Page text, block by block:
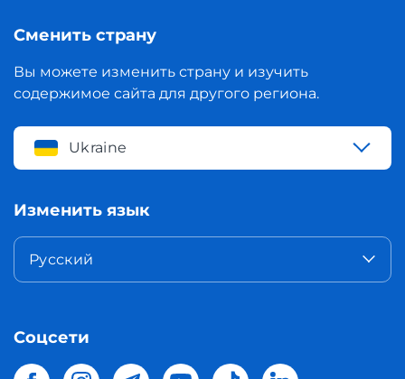
Сменить страну
Вы можете изменить страну и изучить
содержимое сайта для другого региона.
Ukraine
Изменить язык
Русский
Соцсети